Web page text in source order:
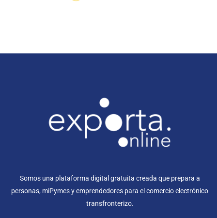
Somos una plataforma digital gratuita creada que prepara a
personas, miPymes y emprendedores para el comercio electrónico
transfronterizo.